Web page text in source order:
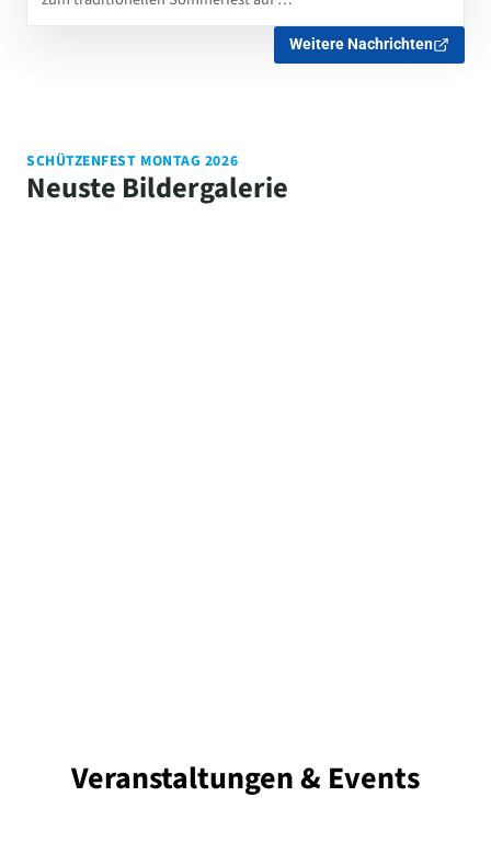
Weitere Nachrichten
SCHÜTZENFEST MONTAG 2026
Neuste Bildergalerie
Veranstaltungen & Events